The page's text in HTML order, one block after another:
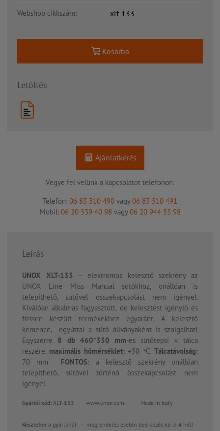
Webshop cikkszám: xlt-133
Kosárba
Letöltés
Ajánlatkérés
Vegye fel velünk a kapcsolatot telefonon:
Telefon: 06 83 510 490 vagy06 83 510 491
Mobil: 06 20 539 40 98 vagy06 20 944 53 98
Leírás
UNOX XLT-133 – elektromos kelesztő szekrény az
UNOX Line Miss Manual sütőkhöz, önállóan is
telepíthető, sütővel összekapcsolást nem igényel.
Kiválóan alkalmas fagyasztott, de kelesztést igénylő és
frissen készült termékekhez egyaránt. A kelesztő
kemence, egyúttal a sütő állványaként is szolgálhat!
Egyszerre 8 db 460*330 mm-es sütőtepsi v. tálca
részére, maximális hőmérséklet:+50 °C.Tálcatávolság:
70 mm FONTOS: a kelesztő szekrény önállóan
telepíthető, sütővel történő összekapcsolást nem
igényel.
Gyártói kód: XLT-133 www.unox.com Made in Italy
Készleten a gyártónál - megrendelés esetén beérkezés kb. 3-4 hét!